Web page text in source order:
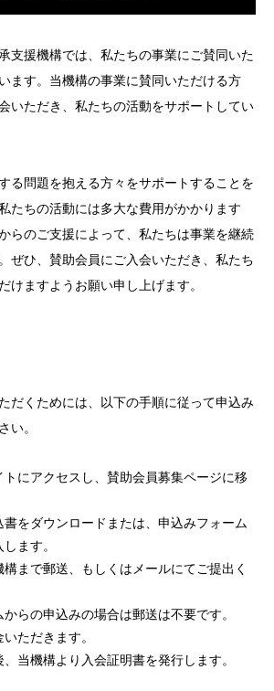
支援機構では、私たちの事業にご賛同いた
ます。当機構の事業に賛同いただける方
いただき、私たちの活動をサポートしてい
る問題を抱える方々をサポートすることを
たちの活動には多大な費用がかかります
らのご支援によって、私たちは事業を継続
ぜひ、賛助会員にご入会いただき、私たち
けますようお願い申し上げます。
だくためには、以下の手順に従って申込み
い。
トにアクセスし、賛助会員募集ページに移
をダウンロードまたは、申込みフォーム
ます。
構まで郵送、もしくはメールにてご提出く
らの申込みの場合は郵送は不要です。
ただきます。
当機構より入会証明書を発行します。